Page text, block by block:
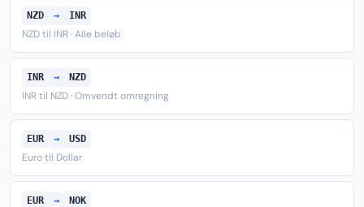
NZD → INR
NZD til INR · Alle beløb
INR → NZD
INR til NZD · Omvendt omregning
EUR → USD
Euro til Dollar
EUR → NOK